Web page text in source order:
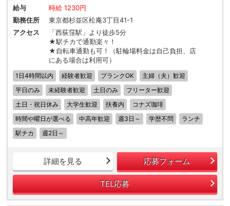
給与
時給 1230円
勤務住所
東京都杉並区松庵3丁目41-1
アクセス
「西荻窪駅」より徒歩5分
★駅チカで通勤楽々！
★自転車通勤も可！（駐輪場料金は自己負担、店
にある場合は利用可）
1日4時間以内 経験者歓迎 ブランクOK
主婦（夫）歓迎
平日のみ
未経験者歓迎 土日のみ
フリーター歓迎
土日・祝日休み
大学生歓迎 扶養内
コナズ珈琲
時間や曜日が選べる
中高年歓迎 週3日～ 学歴不問
ランチ
駅チカ
週2日～
詳細を見る 応募フォーム
TEL応募